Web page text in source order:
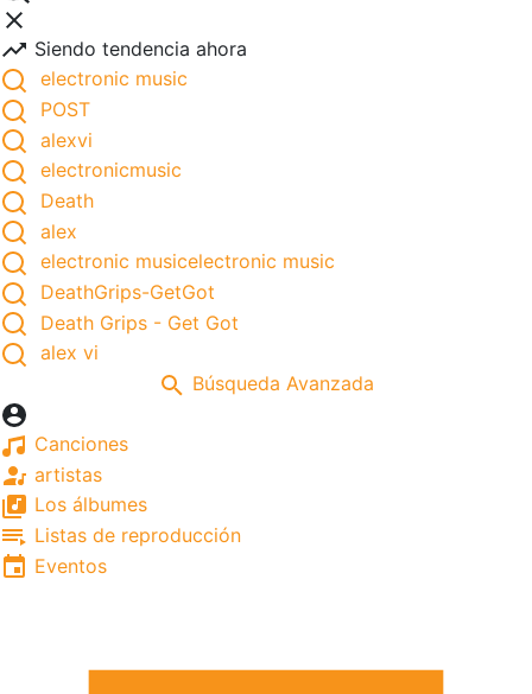
Siendo tendencia ahora
electronic music
POST
alexvi
electronicmusic
Death
alex
electronic musicelectronic music
DeathGrips-GetGot
Death Grips - Get Got
alex vi
Búsqueda Avanzada
Canciones
artistas
Los álbumes
Listas de reproducción
Eventos